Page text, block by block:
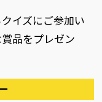
イズにご参加い
品をプレゼン